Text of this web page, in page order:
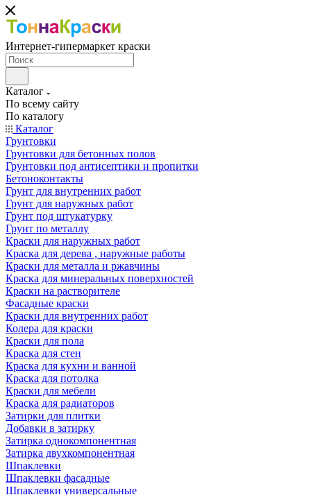
Интернет-гипермаркет краски
Каталог
По всему сайту
По каталогу
Каталог
Грунтовки
Грунтовки для бетонных полов
Грунтовки под антисептики и пропитки
Бетоноконтакты
Грунт для внутренних работ
Грунт для наружных работ
Грунт под штукатурку
Грунт по металлу
Краски для наружных работ
Краска для дерева , наружные работы
Краски для металла и ржавчины
Краска для минеральных поверхностей
Краски на растворителе
Фасадные краски
Краски для внутренних работ
Колера для краски
Краски для пола
Краска для стен
Краска для кухни и ванной
Краска для потолка
Краски для мебели
Краска для радиаторов
Затирки для плитки
Добавки в затирку
Затирка однокомпонентная
Затирка двухкомпонентная
Шпаклевки
Шпаклевки фасадные
Шпаклевки универсальные